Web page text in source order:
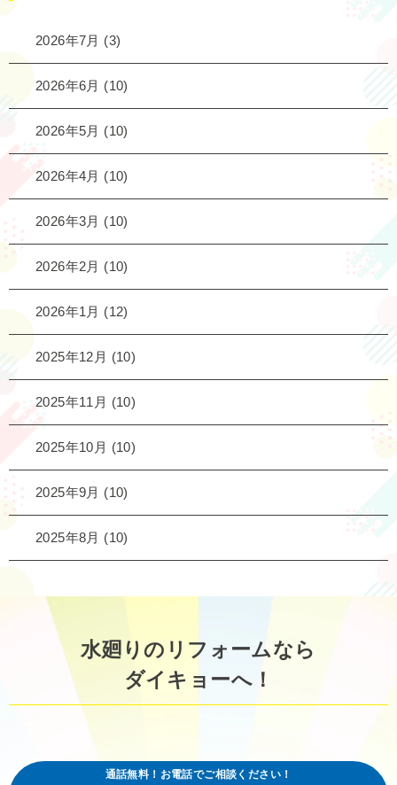
2026年7月 (3)
2026年6月 (10)
2026年5月 (10)
2026年4月 (10)
2026年3月 (10)
2026年2月 (10)
2026年1月 (12)
2025年12月 (10)
2025年11月 (10)
2025年10月 (10)
2025年9月 (10)
2025年8月 (10)
水廻りのリフォームなら
ダイキョーへ！
通話無料！お電話でご相談ください！